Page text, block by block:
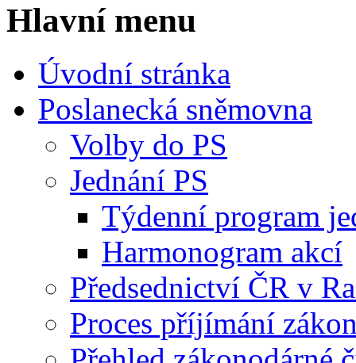
Hlavní menu
Úvodní stránka
Poslanecká sněmovna
Volby do PS
Jednání PS
Týdenní program
Harmonogram akcí
Předsednictví ČR v
Proces příjímání